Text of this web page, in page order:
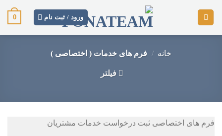
ورود / ثبت نام 0
خانه / فرم های خدمات ( اختصاصی )
فیلتر
فرم های اختصاصی ثبت درخواست خدمات مشتریان